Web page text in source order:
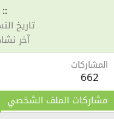
تاريخ
آخر
المشاركات
662
مشاركات الملف الشخصي